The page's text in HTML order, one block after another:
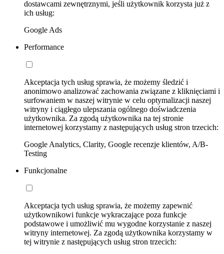
dostawcami zewnętrznymi, jeśli użytkownik korzysta już z
ich usług:
Google Ads
Performance
Akceptacja tych usług sprawia, że możemy śledzić i
anonimowo analizować zachowania związane z kliknięciami i
surfowaniem w naszej witrynie w celu optymalizacji naszej
witryny i ciągłego ulepszania ogólnego doświadczenia
użytkownika. Za zgodą użytkownika na tej stronie
internetowej korzystamy z następujących usług stron trzecich:
Google Analytics, Clarity, Google recenzje klientów, A/B-
Testing
Funkcjonalne
Akceptacja tych usług sprawia, że możemy zapewnić
użytkownikowi funkcje wykraczające poza funkcje
podstawowe i umożliwić mu wygodne korzystanie z naszej
witryny internetowej. Za zgodą użytkownika korzystamy w
tej witrynie z następujących usług stron trzecich: